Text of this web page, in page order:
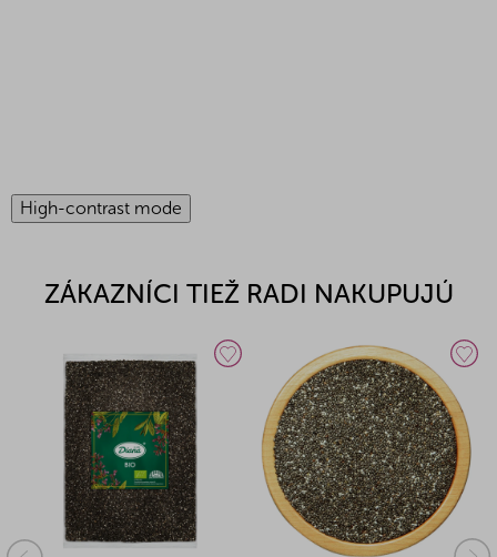
High-contrast mode
ZÁKAZNÍCI TIEŽ RADI NAKUPUJÚ